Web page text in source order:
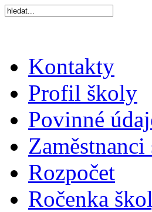
Kontakty
Profil školy
Povinné
Rozpočet
Ročenka